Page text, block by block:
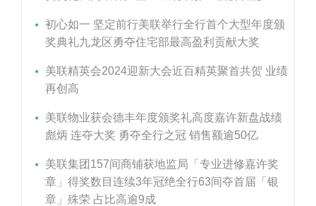
初心如一 坚定前行美联举行全行首个大型年度颁
奖典礼九龙区勇夺住宅部最高盈利贡献大奖
美联精英会2024迎新大会近百精英聚首共贺 业绩
再创高
美联物业获会德丰年度颁奖礼高度嘉许新盘战绩
彪炳 连夺大奖 勇夺全行之冠 销售额逾50亿
美联集团157间商铺获地监局「专业进修嘉许奖
章」得奖数目连续3年冠绝全行63间夺首届「银
章」殊荣 占比高逾9成